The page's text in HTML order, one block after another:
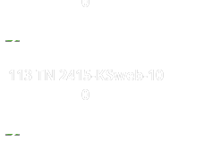
113 TN 2415-KSweb-10
0